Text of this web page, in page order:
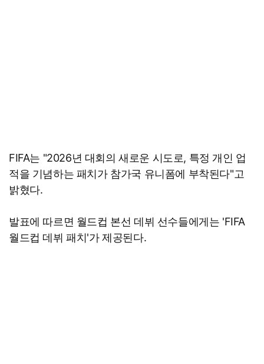
FIFA는 "2026년 대회의 새로운 시도로, 특정 개인 업
적을 기념하는 패치가 참가국 유니폼에 부착된다"고
밝혔다.
발표에 따르면 월드컵 본선 데뷔 선수들에게는 'FIFA
월드컵 데뷔 패치'가 제공된다.